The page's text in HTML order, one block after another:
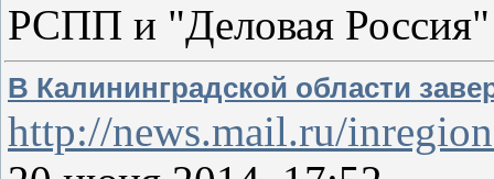
РСПП и "Деловая Россия"
В Калининградской области
http://news.mail.ru/